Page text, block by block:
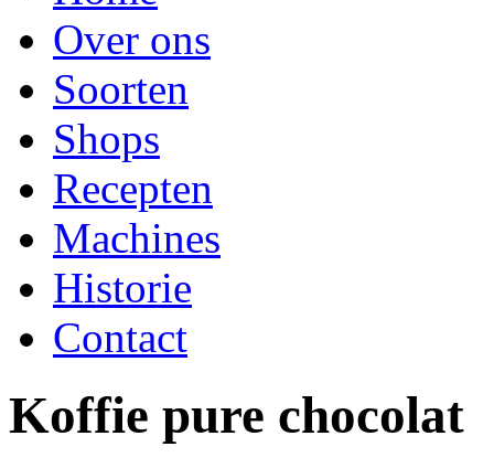
Over ons
Soorten
Shops
Recepten
Machines
Historie
Contact
Koffie pure chocolat